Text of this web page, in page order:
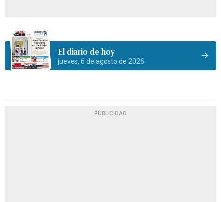
El diario de hoy
jueves, 6 de agosto de 2026
PUBLICIDAD